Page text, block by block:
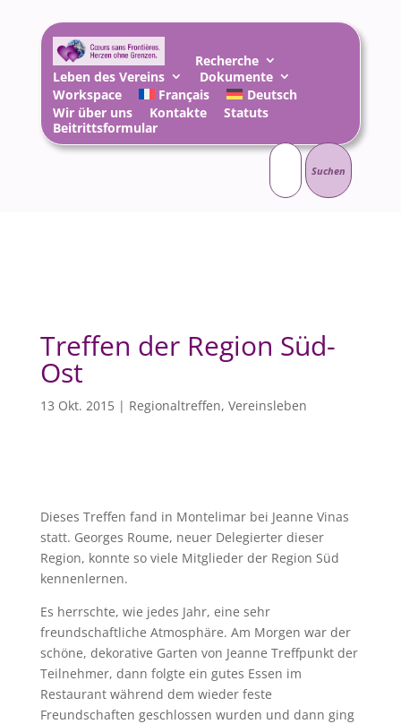
Recherche
Leben des Vereins
Dokumente
Workspace
Français
Deutsch
Wir über uns
Kontakte
Statuts
Beitrittsformular
Suchen
nach:
Treffen der Region Süd-
Ost
13 Okt. 2015| Regionaltreffen, Vereinsleben
Dieses Treffen fand in Montelimar bei Jeanne Vinas
statt. Georges Roume, neuer Delegierter dieser
Region, konnte so viele Mitglieder der Region Süd
kennenlernen.
Es herrschte, wie jedes Jahr, eine sehr
freundschaftliche Atmosphäre. Am Morgen war der
schöne, dekorative Garten von Jeanne Treffpunkt der
Teilnehmer, dann folgte ein gutes Essen im
Restaurant während dem wieder feste
Freundschaften geschlossen wurden und dann ging